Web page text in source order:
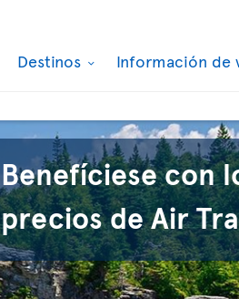
Destinos Información de
Benefíciese con
precios de Air